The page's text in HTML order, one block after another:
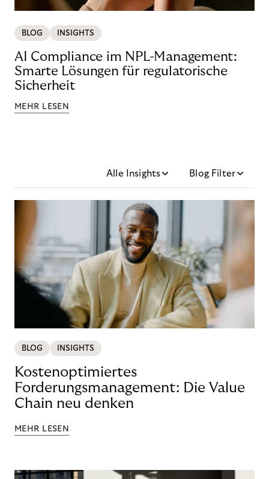
BLOG INSIGHTS
AI Compliance im NPL-Management:
Smarte Lösungen für regulatorische
Sicherheit
MEHR LESEN
Alle Insights Blog Filter
BLOG INSIGHTS
Kostenoptimiertes
Forderungsmanagement: Die Value
Chain neu denken
MEHR LESEN